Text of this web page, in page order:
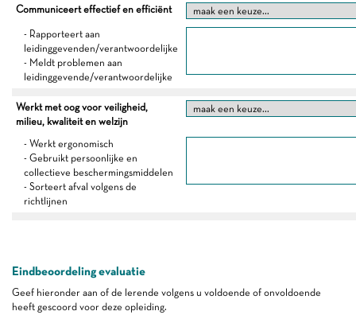
Communiceert effectief en efficiënt
- Rapporteert aan
leidinggevenden/verantwoordelijke
- Meldt problemen aan
leidinggevende/verantwoordelijke
Werkt met oog voor veiligheid,
milieu, kwaliteit en welzijn
- Werkt ergonomisch
- Gebruikt persoonlijke en
collectieve beschermingsmiddelen
- Sorteert afval volgens de
richtlijnen
Eindbeoordeling evaluatie
Geef hieronder aan of de lerende volgens u voldoende of onvoldoende
heeft gescoord voor deze opleiding.